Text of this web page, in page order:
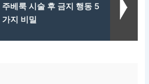
주베룩 시술 후 금지 행동 5
가지 비밀